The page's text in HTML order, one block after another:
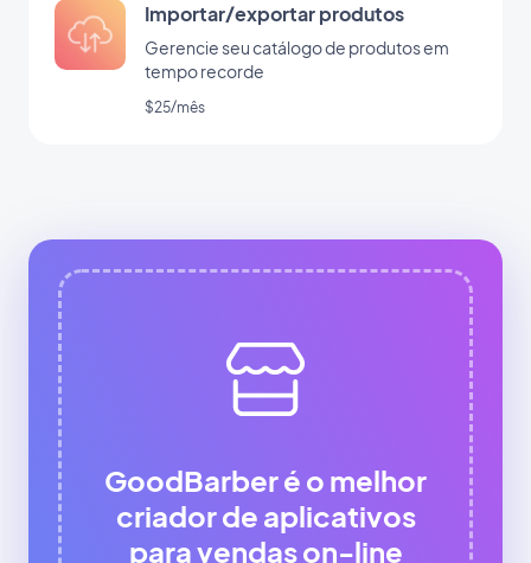
Importar/exportar produtos
Gerencie seu catálogo de produtos em
tempo recorde
$25/mês
GoodBarber é o melhor
criador de aplicativos
para vendas on-line